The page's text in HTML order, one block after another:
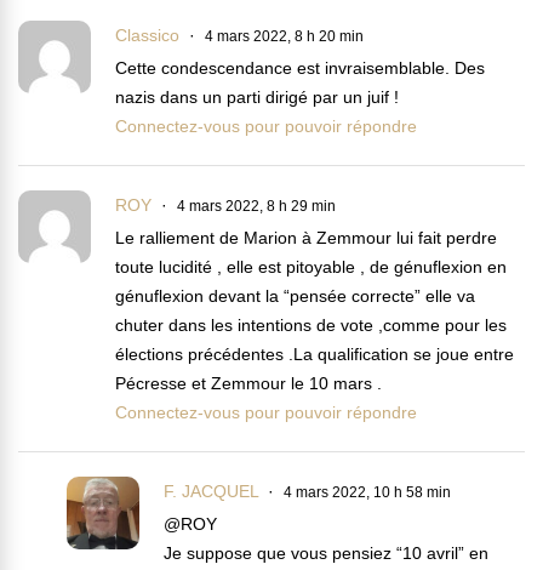
Classico 4 mars 2022, 8 h 20 min
Cette condescendance est invraisemblable. Des
nazis dans un parti dirigé par un juif !
Connectez-vous pour pouvoir répondre
ROY 4 mars 2022, 8 h 29 min
Le ralliement de Marion à Zemmour lui fait perdre
toute lucidité , elle est pitoyable , de génuflexion en
génuflexion devant la “pensée correcte” elle va
chuter dans les intentions de vote ,comme pour les
élections précédentes .La qualification se joue entre
Pécresse et Zemmour le 10 mars .
Connectez-vous pour pouvoir répondre
F. JACQUEL 4 mars 2022, 10 h 58 min
@ROY
Je suppose que vous pensiez “10 avril” en